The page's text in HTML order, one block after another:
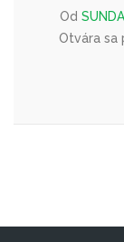
Od
Otvára sa